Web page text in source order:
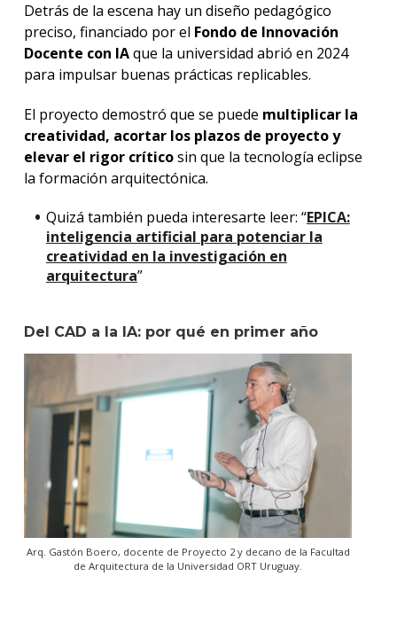
Detrás de la escena hay un diseño pedagógico
preciso, financiado por el Fondo de Innovación
Docente con IAque la universidad abrió en 2024
para impulsar buenas prácticas replicables.
El proyecto demostró que se puede multiplicar la
creatividad, acortar los plazos de proyecto y
elevar el rigor críticosin que la tecnología eclipse
la formación arquitectónica.
Quizá también pueda interesarte leer: “EPICA:
inteligencia artificial para potenciar la
creatividad en la investigación en
arquitectura”
Del CAD a la IA: por qué en primer año
Arq. Gastón Boero, docente de Proyecto 2 y decano de la Facultad
de Arquitectura de la Universidad ORT Uruguay.